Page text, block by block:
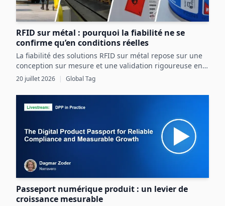
RFID sur métal : pourquoi la fiabilité ne se
confirme qu’en conditions réelles
La fiabilité des solutions RFID sur métal repose sur une
conception sur mesure et une validation rigoureuse en
conditions réelles, intégrant pleinement les contraintes
de l’actif et de l’environnement industriel.
20 juillet 2026 | Global Tag
Passeport numérique produit : un levier de
croissance mesurable